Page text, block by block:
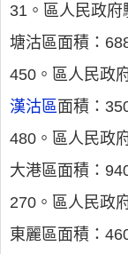
31。區人民政府
塘沽區面積：
450。區人民政
漢沽區面積：
480。區人民政
大港區面積：
270。區人民政
東麗區面積：